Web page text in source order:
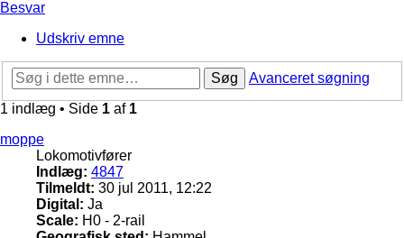
Besvar
Udskriv emne
Søg
Avanceret søgning
1 indlæg • Side 1 af 1
moppe
Lokomotivfører
Indlæg: 4847
Tilmeldt: 30 jul 2011, 12:22
Digital: Ja
Scale: H0 - 2-rail